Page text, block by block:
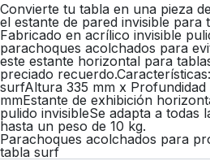
Convierte tu tabla en una pieza
el estante de pared invisible para
Fabricado en acrílico invisible
parachoques acolchados para
este estante horizontal para
preciado
surfAltura 335 mm x
mmEstante de exhibición
pulido invisibleSe adapta a todas
hasta un peso de 10 kg.
Parachoques acolchados para
tabla surf